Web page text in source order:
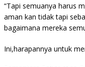
“Tapi semuanya harus
aman kan tidak tapi
bagaimana mereka
Ini,harapannya untuk